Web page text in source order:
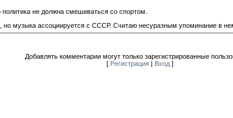
не должна смешиваться со спортом.
но музыка ассоциируется с СССР. Считаю несуразным упоминание в
Добавлять комментарии могут только зарегистрированные
[ Регистрация | Вход ]